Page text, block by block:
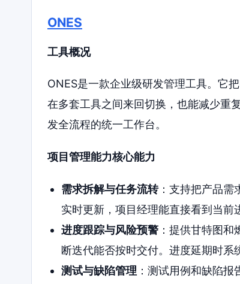
ONES
工具概况
ONES是一款企业级研发管理工具。它
在多套工具之间来回切换，也能减少重
发全流程的统一工作台。
项目管理能力核心能力
需求拆解与任务流转：支持把产品需
实时更新，项目经理能直接看到当前
进度跟踪与风险预警：提供甘特图和
断迭代能否按时交付。进度延期时系
测试与缺陷管理 ：测试用例和缺陷